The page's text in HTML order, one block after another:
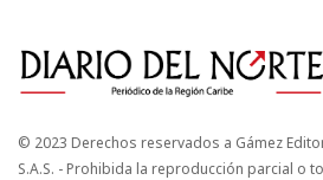
© 2023 Derechos reservados a Gámez
S.A.S. - Prohibida la reproducción parcial o